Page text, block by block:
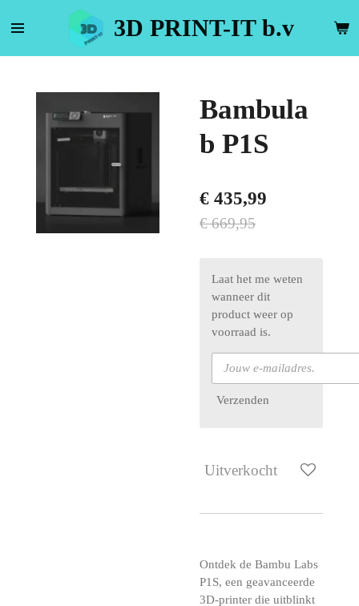
direct
3D PRINT-IT b.v
Bambula
b P1S
€ 435,99
€ 669,95
Laat het me weten
wanneer dit
product weer op
voorraad is.
Verzenden
Uitverkocht
Ontdek de Bambu Labs
P1S, een geavanceerde
3D-printer die uitblinkt